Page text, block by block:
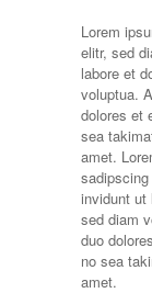
Lorem
elitr, sed
labore et
voluptua.
dolores et
sea
amet.
invidunt ut
sed diam
duo
no sea
amet.